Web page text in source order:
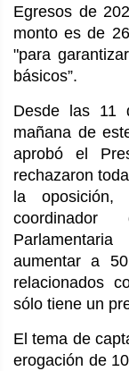
Egresos de
monto es de
"para
básicos”.
Desde las
mañana de
aprobó el
rechazaron
la
aumentar a
relacionados
sólo tiene un
El tema de
erogación de